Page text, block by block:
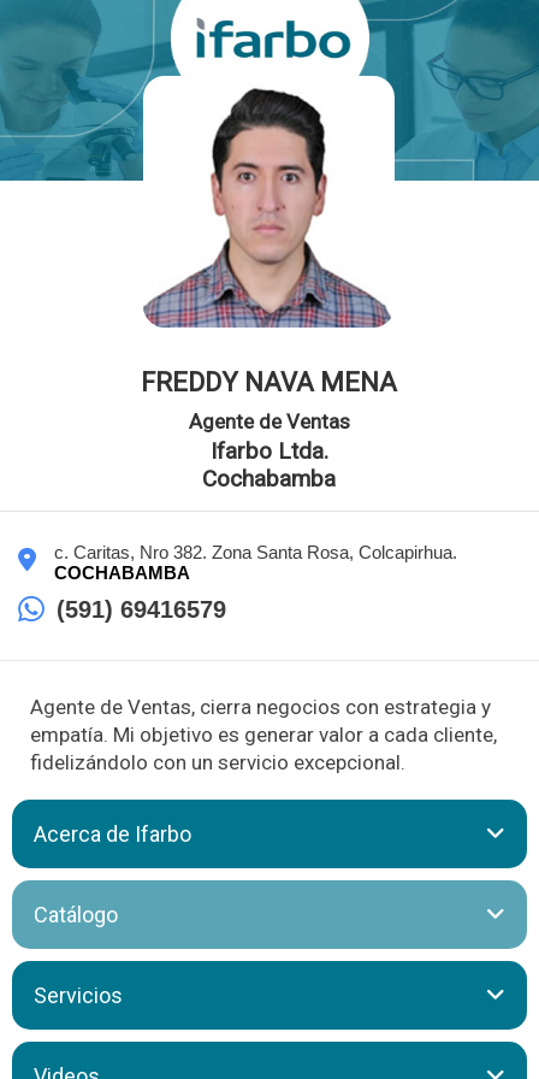
FREDDY NAVA MENA
Agente de Ventas
Ifarbo Ltda.
Cochabamba
c. Caritas, Nro 382. Zona Santa Rosa, Colcapirhua.
COCHABAMBA
(591) 69416579
Agente de Ventas, cierra negocios con estrategia y
empatía. Mi objetivo es generar valor a cada cliente,
fidelizándolo con un servicio excepcional.
Acerca de Ifarbo
IFARBO Ltda. “Industria Farmacéutica Boliviana” fue fundada
en Cochabamba el 24 de marzo de 1977. Desde entonces,
elaboramos productos farmacéuticos con los más altos
Prácticas de Manufactura (BPM) y equipada con tecnología
de farmacopeas, lo que nos permite ofrecer soluciones
efectivas y seguras para las patologías más comunes,
Catálogo
Servicios
Freddy Nava Mena realiza ventas estratégicas y atención de